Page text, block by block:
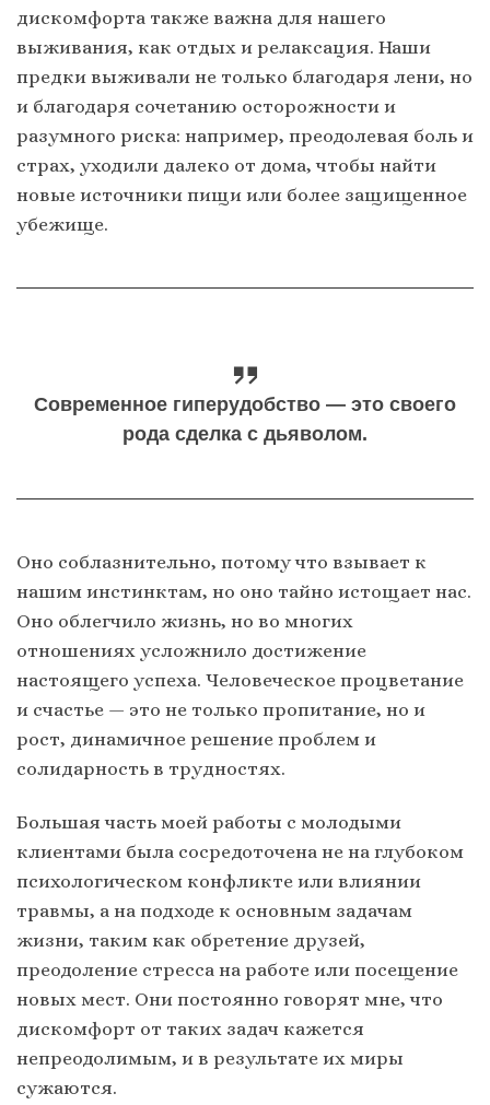
дискомфорта также важна для нашего
выживания, как отдых и релаксация. Наши
предки выживали не только благодаря лени, но
и благодаря сочетанию осторожности и
разумного риска: например, преодолевая боль и
страх, уходили далеко от дома, чтобы найти
новые источники пищи или более защищенное
убежище.
Современное гиперудобство — это своего
рода сделка с дьяволом.
Оно соблазнительно, потому что взывает к
нашим инстинктам, но оно тайно истощает нас.
Оно облегчило жизнь, но во многих
отношениях усложнило достижение
настоящего успеха. Человеческое процветание
и счастье — это не только пропитание, но и
рост, динамичное решение проблем и
солидарность в трудностях.
Большая часть моей работы с молодыми
клиентами была сосредоточена не на глубоком
психологическом конфликте или влиянии
травмы, а на подходе к основным задачам
жизни, таким как обретение друзей,
преодоление стресса на работе или посещение
новых мест. Они постоянно говорят мне, что
дискомфорт от таких задач кажется
непреодолимым, и в результате их миры
сужаются.